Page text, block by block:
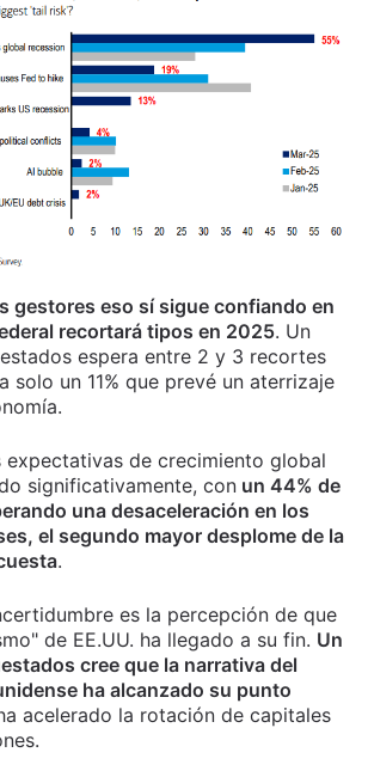
gestores eso sí sigue confiando en
recortará tipos en 2025. Un
espera entre 2 y 3 recortes
solo un 11% que prevé un aterrizaje
expectativas de crecimiento global
significativamente, con un 44% de
una desaceleración en los
el segundo mayor desplome de la
.
es la percepción de que
de EE.UU. ha llegado a su fin. Un
cree que la narrativa del
ha alcanzado su punto
acelerado la rotación de capitales